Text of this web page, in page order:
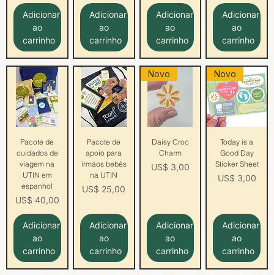
Adicionar
ao
carrinho
Adicionar
ao
carrinho
Adicionar
ao
carrinho
Adicionar
ao
carrinho
Pacote de
cuidados de
viagem na
UTIN em
espanhol
Preço
US$ 40,00
Adicionar
ao
carrinho
Pacote de
apoio para
irmãos bebês
na UTIN
Preço
US$ 25,00
Adicionar
ao
carrinho
Novo
Daisy Croc
Charm
Preço
US$ 3,00
Adicionar
ao
carrinho
Novo
Today is a
Good Day
Sticker Sheet
Preço
US$ 3,00
Adicionar
ao
carrinho